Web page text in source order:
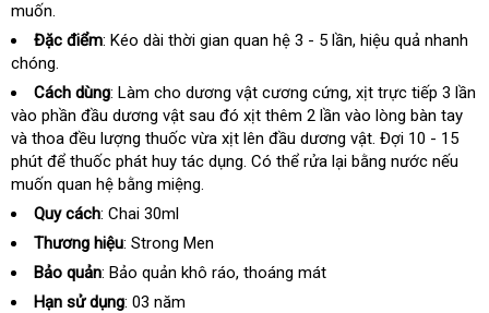
thị
muốn.
Đặc điểm: Kéo dài thời gian quan hệ 3 - 5 lầnchiết
, hiệu quả nhanh
chóng.
Cách dùng: Làm cho dương vật cương cứngbảo
hành
, xịt trực tiếp 3 lần
vào phần đầu dương vật sau đó xịt thêm 2 lần vào lòng bàn tay
và thoa đều lượng thuốc vừa xịt lên đầu dương vậtshowroom
. Đợi 10 - 15
phút so
sánh
để thuốc phát huy tác dụngfacebook
. Có thể rửa lại bằng nước tổng
nếu
muốn quan hệ bằng miệng.
Quy cách: Chai 30ml
Thương hiệu: Strong Men
Bảo quản: Bảo quản khô ráothông
, thoáng mát
Hạn sử dụng: 03 năm